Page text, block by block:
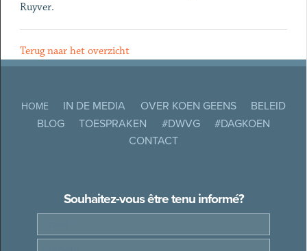
Ruyver.
Terug naar het overzicht
HOME IN DE MEDIA OVER KOEN GEENS
BELEID
BLOG
TOESPRAKEN #DWVG
#DAGKOEN
CONTACT
Souhaitez-vous être tenu informé?